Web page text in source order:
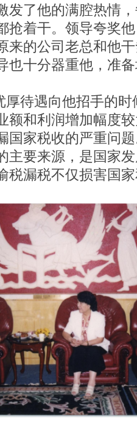
发了他的满腔热情
抢着干。领导夸奖
来的公司老总和他
也十分器重他，准
待遇向他招手的时
额和利润增加幅度
国家税收的严重问
主要来源，是国家
税漏税不仅损害国